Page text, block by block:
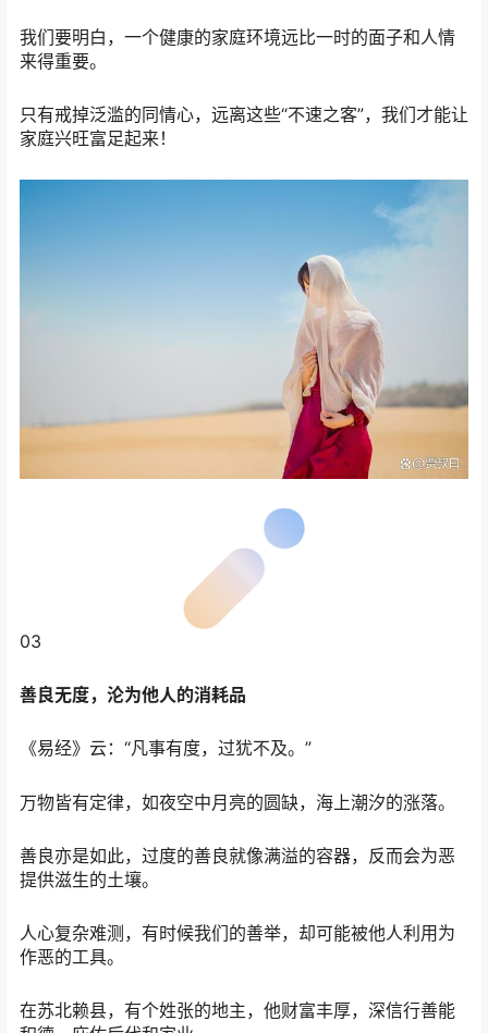
我们要明白，一个健康的家庭环境远比一时的面子和人情
来得重要。
只有戒掉泛滥的同情心，远离这些“不速之客”，我们才能让
家庭兴旺富足起来！
03
善良无度，沦为他人的消耗品
《易经》云：“凡事有度，过犹不及。”
万物皆有定律，如夜空中月亮的圆缺，海上潮汐的涨落。
善良亦是如此，过度的善良就像满溢的容器，反而会为恶
提供滋生的土壤。
人心复杂难测，有时候我们的善举，却可能被他人利用为
作恶的工具。
在苏北赖县，有个姓张的地主，他财富丰厚，深信行善能